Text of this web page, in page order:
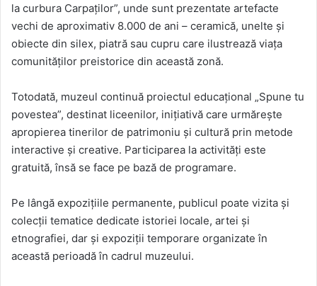
la curbura Carpaților”, unde sunt prezentate artefacte
vechi de aproximativ 8.000 de ani – ceramică, unelte și
obiecte din silex, piatră sau cupru care ilustrează viața
comunităților preistorice din această zonă.
Totodată, muzeul continuă proiectul educațional „Spune tu
povestea”, destinat liceenilor, inițiativă care urmărește
apropierea tinerilor de patrimoniu și cultură prin metode
interactive și creative. Participarea la activități este
gratuită, însă se face pe bază de programare.
Pe lângă expozițiile permanente, publicul poate vizita și
colecții tematice dedicate istoriei locale, artei și
etnografiei, dar și expoziții temporare organizate în
această perioadă în cadrul muzeului.